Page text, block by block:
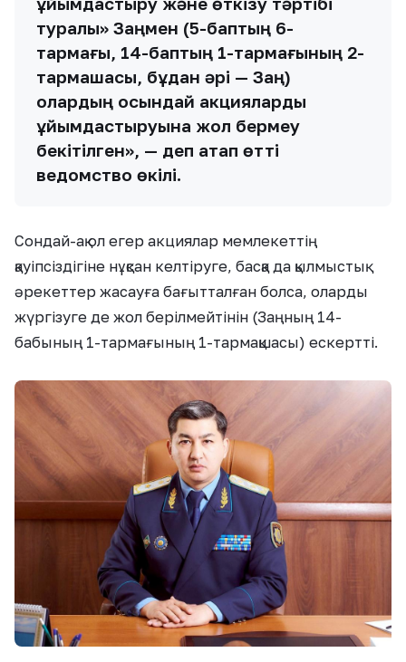
туралы» Заңмен (5-баптың 6-
тармағы, 14-баптың 1-тармағының 2-
тармақшасы, бұдан әрі — Заң)
олардың осындай акцияларды
ұйымдастыруына жол бермеу
бекітілген», — деп атап өтті
ведомство өкілі.
Сондай-ақ ол егер акциялар мемлекеттің
қауіпсіздігіне нұқсан келтіруге, басқа да қылмыстық
әрекеттер жасауға бағытталған болса, оларды
жүргізуге де жол берілмейтінін (Заңның 14-
бабының 1-тармағының 1-тармақшасы) ескертті.